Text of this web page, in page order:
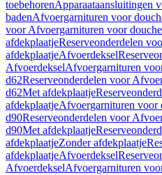
toebehorenApparaataansluitingen
badenAfvoergarnituren voor
voor Afvoergarnituren voor
afdekplaatjeReserveonderdelen
afdekplaatjeAfvoerdeksel
AfvoerdekselAfvoergarnituren
d62Reserveonderdelen voor
d62Met afdekplaatje
afdekplaatjeAfvoergarnituren voor
d90Reserveonderdelen voor
d90Met afdekplaatje
afdekplaatjeZonder afdekplaatje
afdekplaatjeAfvoerdeksel
AfvoerdekselAfvoergarnituren